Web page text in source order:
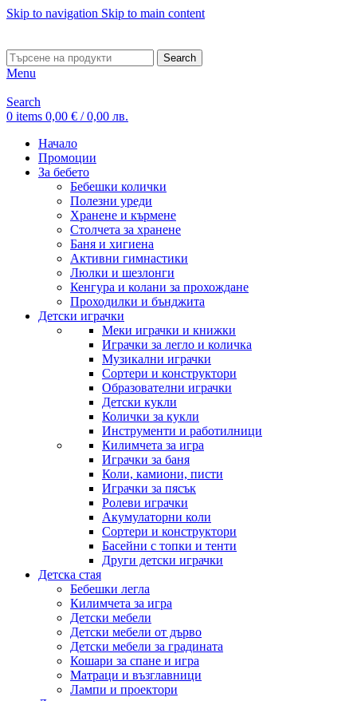
Skip to navigation Skip to main content
Search
Menu
Search
0 items 0,00 € / 0,00 лв.
Начало
Промоции
За бебето
Бебешки колички
Полезни уреди
Хранене и кърмене
Столчета за хранене
Баня и хигиена
Активни гимнастики
Люлки и шезлонги
Кенгура и колани за прохождане
Проходилки и бънджита
Детски играчки
Меки играчки и книжки
Играчки за легло и количка
Музикални играчки
Сортери и конструктори
Образователни играчки
Детски кукли
Колички за кукли
Инструменти и работилници
Килимчета за игра
Играчки за баня
Коли, камиони, писти
Играчки за пясък
Ролеви играчки
Акумулаторни коли
Сортери и конструктори
Басейни с топки и тенти
Други детски играчки
Детска стая
Бебешки легла
Килимчета за игра
Детски мебели
Детски мебели от дърво
Детски мебели за градината
Кошари за спане и игра
Матраци и възглавници
Лампи и проектори